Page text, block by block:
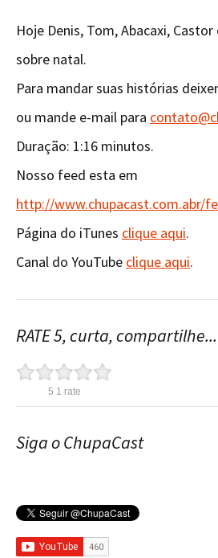
Hoje Denis, Tom, Abacaxi,
sobre natal.
Para mandar suas histórias
ou mande e-mail para
Duração: 1:16 minutos.
Nosso feed esta em
http://www.chupacast.com.abr/
Página do iTunes clique aqui.
Canal do YouTube clique aqui.
RATE 5, curta, compartilhe...
5 1 rate
Siga o ChupaCast